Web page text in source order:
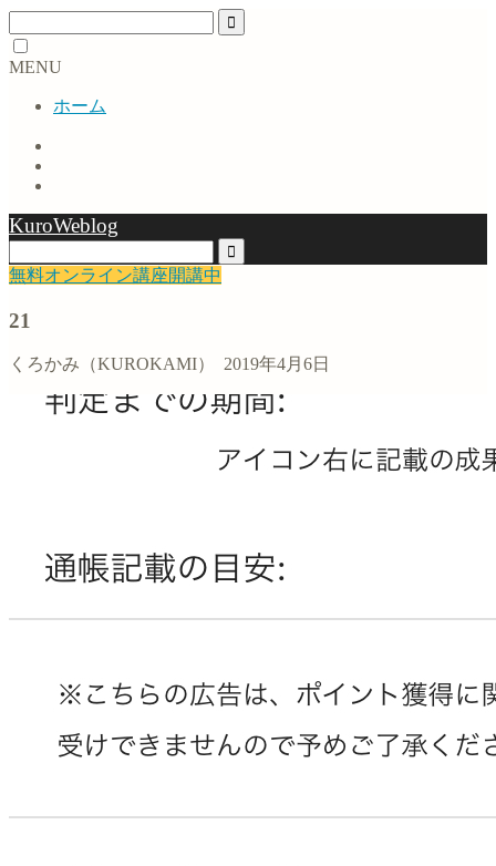
MENU
ホーム
KuroWeblog
無料オンライン講座開講中
21
くろかみ（KUROKAMI） 2019年4月6日